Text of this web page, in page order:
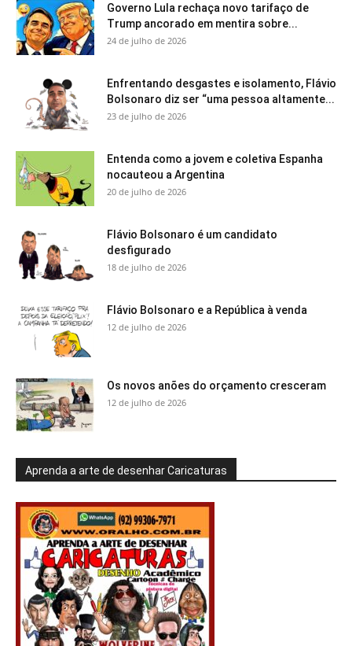
Governo Lula rechaça novo tarifaço de
Trump ancorado em mentira sobre...
24 de julho de 2026
Enfrentando desgastes e isolamento, Flávio
Bolsonaro diz ser “uma pessoa altamente...
23 de julho de 2026
Entenda como a jovem e coletiva Espanha
nocauteou a Argentina
20 de julho de 2026
Flávio Bolsonaro é um candidato
desfigurado
18 de julho de 2026
Flávio Bolsonaro e a República à venda
12 de julho de 2026
Os novos anões do orçamento cresceram
12 de julho de 2026
Aprenda a arte de desenhar Caricaturas